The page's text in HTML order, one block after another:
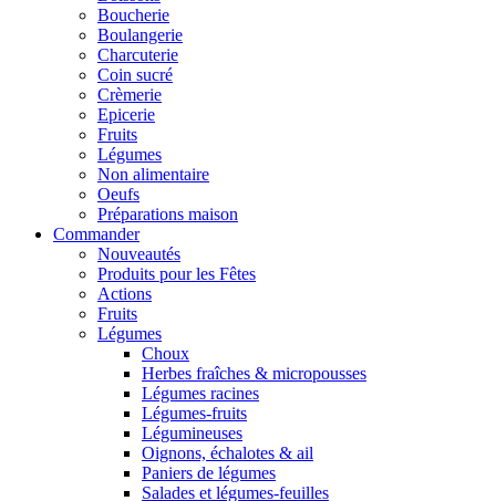
Boucherie
Boulangerie
Charcuterie
Coin sucré
Crèmerie
Epicerie
Fruits
Légumes
Non alimentaire
Oeufs
Préparations maison
Commander
Nouveautés
Produits pour les Fêtes
Actions
Fruits
Légumes
Choux
Herbes fraîches & micropousses
Légumes racines
Légumes-fruits
Légumineuses
Oignons, échalotes & ail
Paniers de légumes
Salades et légumes-feuilles